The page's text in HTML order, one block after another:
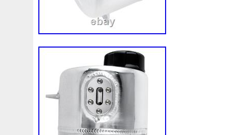
intérieure et extérieure de la pièce
de retour. Toute marchandise doit être
correctement emballée, protégée et
mauvaise manipulation ou un manque
transport retour peuvent entraîner la
du droit au remboursement. Dans le
endommagée, heurtée, mal manipulée
adéquates, notre service après-vente
l’article et pourra refuser le retour ou
proportionnelle sur le montant à